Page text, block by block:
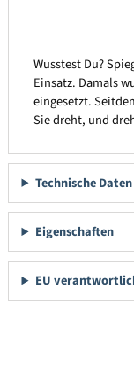
Wusstest Du?
Einsatz. Damals
eingesetzt.
Sie dreht, und
Technische Daten
Eigenschaften
EU